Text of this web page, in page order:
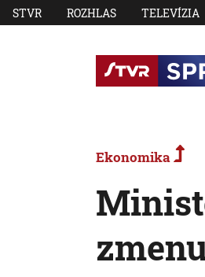
STVR ROZHLAS TELEVÍZIA
Ekonomika